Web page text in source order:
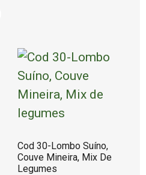
Cod 30-Lombo Suíno,
Couve Mineira, Mix De
Legumes